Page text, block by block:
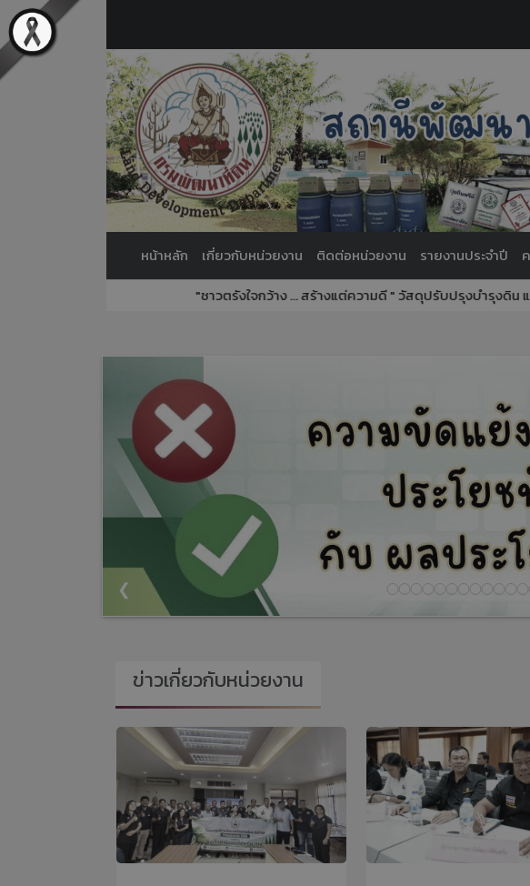
หน้าหลัก เกี่ยวกับหน่วยงาน ติดต่อหน่วยงาน รายงานประจำปี
"ชาวตรังใจกว้าง ... สร้างแต่ความดี " วัสดุปรับปรุงบำรุงดิน และเม
❮
ข่าวเกี่ยวกับหน่วยงาน